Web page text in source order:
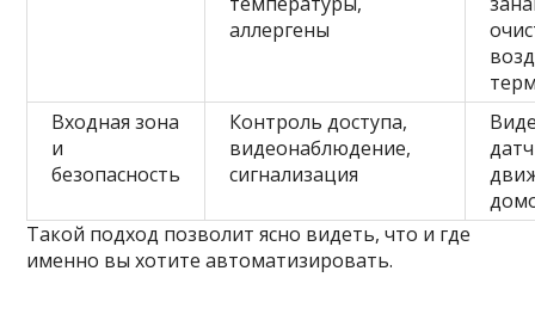
аллергены
Входная зона
и
безопасность
Контроль доступа,
видеонаблюдение,
сигнализация
Такой подход позволит ясно видеть, что и где
именно вы хотите автоматизировать.